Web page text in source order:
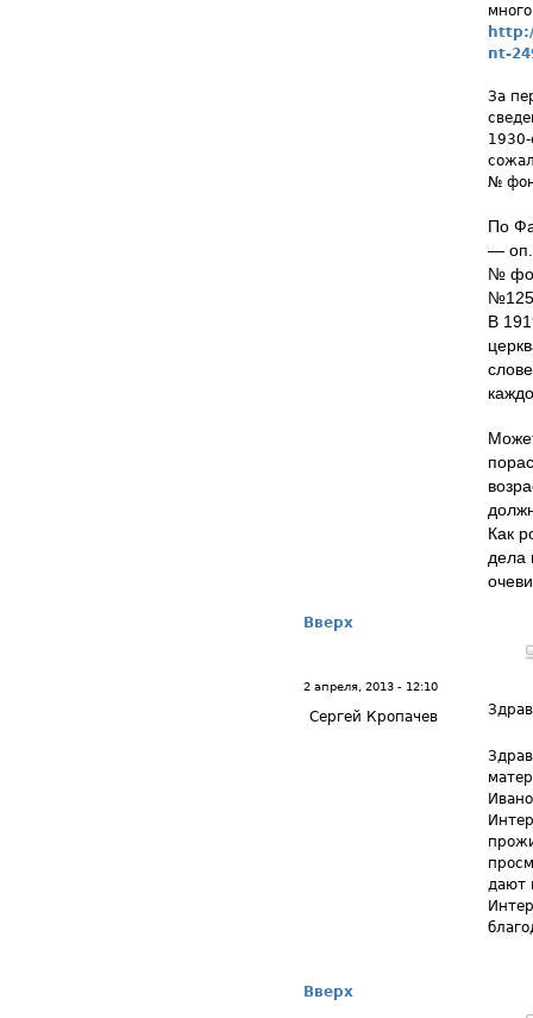
nt-
За
№
По
— оп.
№
В
Как
дела
Вверх
2 апреля, 2013 - 12:10
Сергей Кропачев
дают
Вверх